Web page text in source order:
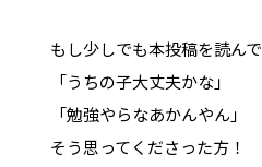
もし少しでも本投稿を読んで
「うちの子大丈夫かな」
「勉強やらなあかんやん」
そう思ってくださった方！